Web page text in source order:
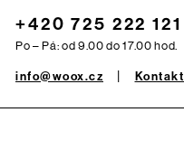
+420 725 222 121
Po – Pá: od 9.00 do 17.00 hod.
info@woox.cz Kontakt